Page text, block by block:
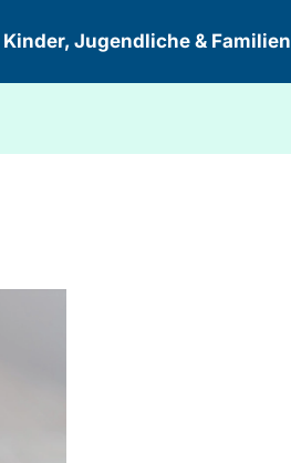
Kinder, Jugendliche & Familien